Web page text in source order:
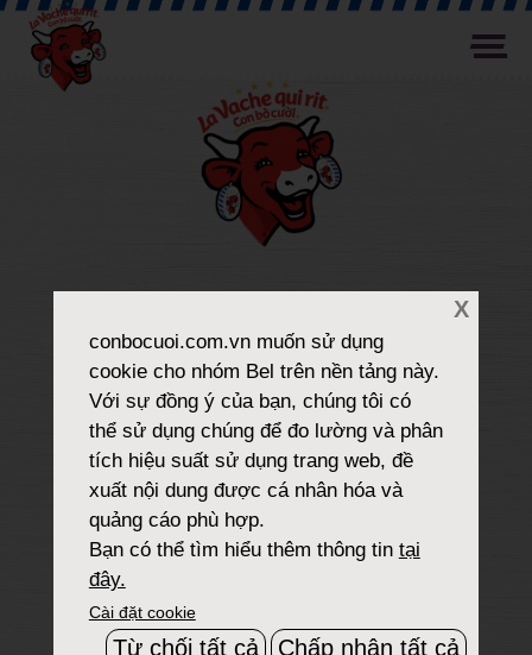
X
conbocuoi.com.vnmuốn sử dụng
cookie cho nhóm Bel trên nền tảng này.
Với sự đồng ý của bạn, chúng tôi có
thể sử dụng chúng để đo lường và phân
tích hiệu suất sử dụng trang web, đề
xuất nội dung được cá nhân hóa và
quảng cáo phù hợp.
Bạn có thể tìm hiểu thêm thông tin tại
đây.
Cài đặt cookie
Từ chối tất cả Chấp nhận tất cả